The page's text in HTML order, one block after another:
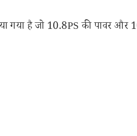
गया है जो 10.8PS की पावर और